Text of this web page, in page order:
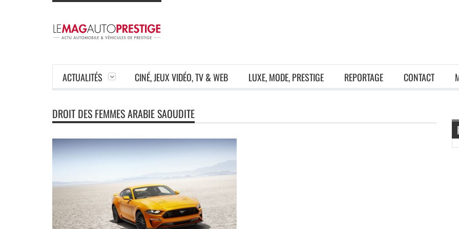
ACTUALITÉS CINÉ, JEUX VIDÉO, TV & WEB LUXE, MODE, PRESTIGE REPORTAGE CONTACT
DROIT DES FEMMES ARABIE SAOUDITE